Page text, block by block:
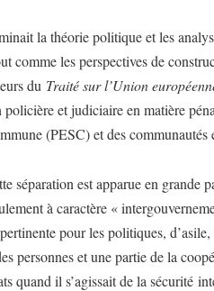
la théorie politique et les
comme les perspectives de
du Traité sur l’Union
et judiciaire en matière
(PESC) et des communautés
séparation est apparue en grande
à caractère «
pour les politiques,
personnes et une partie de la
quand il s’agissait de la sécurité